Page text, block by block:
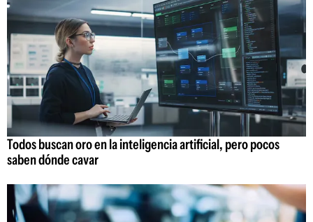
Todos buscan oro en la inteligencia artificial, pero pocos
saben dónde cavar